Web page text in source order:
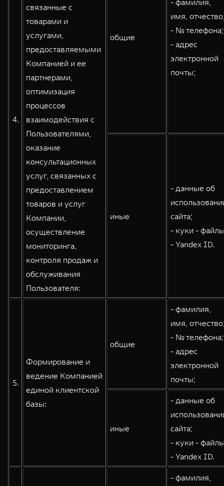
4.
связанные с
товарами и
услугами,
предоставляемыми
Компанией и ее
партнерами,
оптимизация
процессов
взаимодействия с
Пользователями,
оказание
консультационных
услуг, связанных с
предоставлением
товаров и услуг
Компании,
осуществление
мониторинга,
контроля продаж и
обслуживания
Пользователя:
общие
- фамилия,
имя,
- № телефона;
- адрес
электронной
почты;
иные
- данные об
сайта;
- куки -
- Yandex ID.
5.
Формирование и
ведение Компанией
единой клиентской
базы:
общие
- фамилия,
имя,
- № телефона;
- адрес
электронной
почты;
иные
- данные об
сайта;
- куки -
- Yandex ID.
- фамилия,